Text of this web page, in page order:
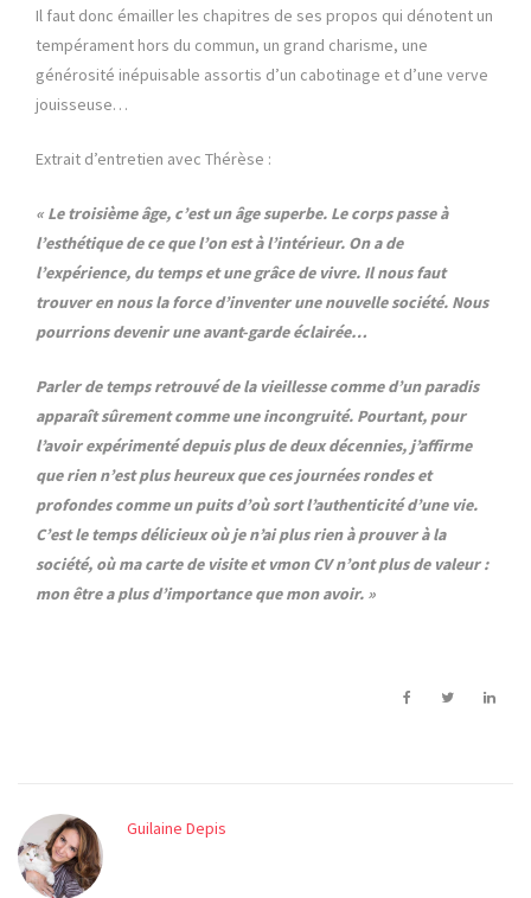
Il faut donc émailler les chapitres de ses propos qui dénotent un
tempérament hors du commun, un grand charisme, une
générosité inépuisable assortis d’un cabotinage et d’une verve
jouisseuse…
Extrait d’entretien avec Thérèse :
« Le troisième âge, c’est un âge superbe. Le corps passe à
l’esthétique de ce que l’on est à l’intérieur. On a de
l’expérience, du temps et une grâce de vivre. Il nous faut
trouver en nous la force d’inventer une nouvelle société. Nous
pourrions devenir une avant-garde éclairée…
Parler de temps retrouvé de la vieillesse comme d’un paradis
apparaît sûrement comme une incongruité. Pourtant, pour
l’avoir expérimenté depuis plus de deux décennies, j’affirme
que rien n’est plus heureux que ces journées rondes et
profondes comme un puits d’où sort l’authenticité d’une vie.
C’est le temps délicieux où je n’ai plus rien à prouver à la
société, où ma carte de visite et vmon CV n’ont plus de valeur :
mon être a plus d’importance que mon avoir. »
Guilaine Depis